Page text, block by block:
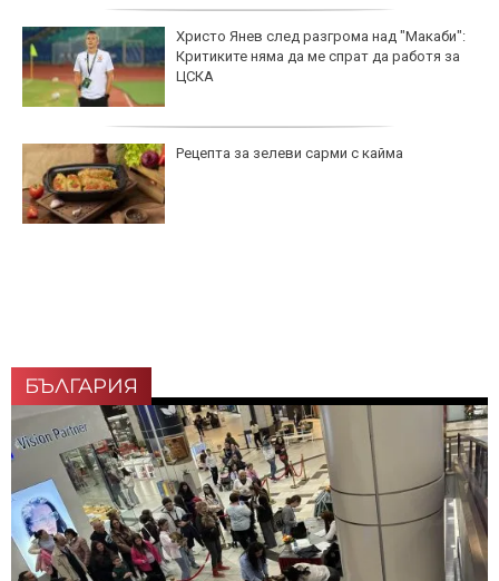
Христо Янев след разгрома над "Макаби":
Критиките няма да ме спрат да работя за
ЦСКА
Рецепта за зелеви сарми с кайма
БЪЛГАРИЯ